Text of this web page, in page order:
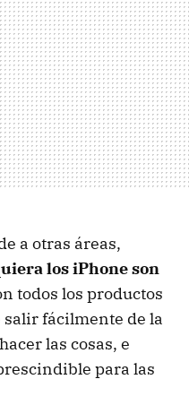
a otras áreas,
los iPhone son
todos los productos
salir fácilmente de la
las cosas, e
para las